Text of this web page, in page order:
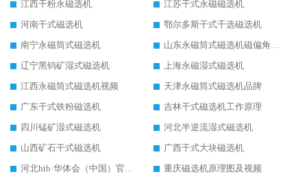
江西干粉永磁选机
江苏干式永磁磁选机
河南干式磁选机
鄂尔多斯干式干选磁选机
南宁永磁筒式磁选机
山东永磁筒式磁选机磁偏角怎么调整
辽宁黑钨矿湿式磁选机
上海永磁湿式磁选机
江西永磁筒式磁选机视频
天津永磁筒式磁选机品牌
广东干式铁粉磁选机
吉林干式磁选机工作原理
四川锰矿湿式磁选机
河北半逆流湿式磁选机
山西矿石干式磁选机
广西干式大块磁选机
河北hth·华体会（中国）官方网站-hth.com 工作视频
重庆磁选机原理图及视频